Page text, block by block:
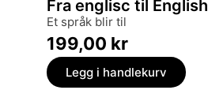
Fra englisc til English
et språk blir til
199,00 kr
Legg i handlekurv